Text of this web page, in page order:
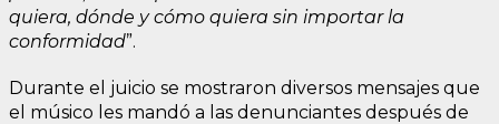
quiera, dónde y cómo quiera sin importar la
conformidad”.
Durante el juicio se mostraron diversos mensajes que
el músico les mandó a las denunciantes después de